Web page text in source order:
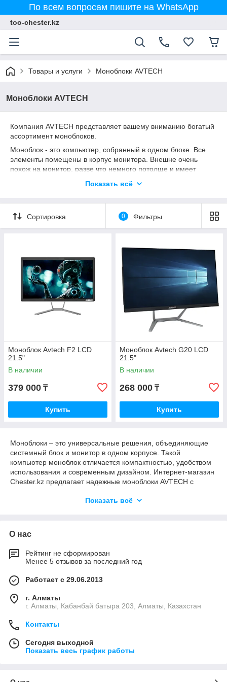
По всем вопросам пишите на WhatsApp
too-chester.kz
Товары и услуги Моноблоки AVTECH
Моноблоки AVTECH
Компания AVTECH представляет вашему вниманию богатый
ассортимент моноблоков.
Моноблок - это компьютер, собранный в одном блоке. Все
элементы помещены в корпус монитора. Внешне очень
похож на монитор, разве что немного потолще и имеет
моноблока – компактность, занимает мало места,
AVTECH позволяет модернизировать параметры по желанию
покупателя, например, можно увеличить размер
Хорошо подходит как для мультимедийных, так и для бизнес
приложений. Стильный моноблок AVTECH является
высокотехнологичным устройством, который органично
дополнит и украсит современные офисы и дома.
Показать всё
Сортировка 0 Фильтры
Моноблок Avtech F2 LCD
21.5"
В наличии
379 000 ₸
Купить
Моноблок Avtech G20 LCD
21.5"
В наличии
268 000 ₸
Купить
Моноблоки – это универсальные решения, объединяющие
системный блок и монитор в одном корпусе. Такой
компьютер моноблок отличается компактностью, удобством
использования и современным дизайном. Интернет-магазин
Chester.kz предлагает надежные моноблоки AVTECH с
особенности
Современный компьютер моноблок подходит для офиса,
бизнеса и домашнего использования. Он не требует сложной
установки и позволяет организовать рабочее место без
лишних проводов.
компактный формат и экономия пространства;
низкий уровень шума;
Показать всё
О нас
Рейтинг не сформирован
Менее 5 отзывов за последний год
Работает с 29.06.2013
г. Алматы
г. Алматы, Кабанбай батыра 203, Алматы, Казахстан
Контакты
Сегодня выходной
Показать весь график работы